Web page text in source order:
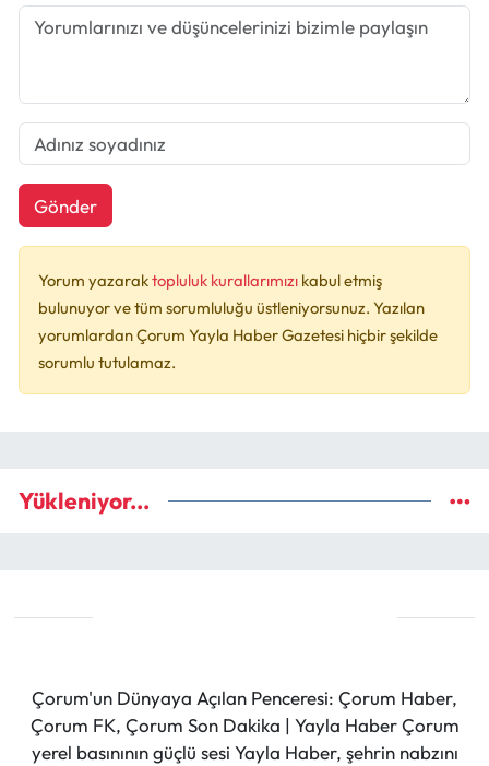
Gönder
Yorum yazaraktopluluk kurallarımızı kabul etmiş
bulunuyor ve tüm sorumluluğu üstleniyorsunuz. Yazılan
yorumlardan Çorum Yayla Haber Gazetesi hiçbir şekilde
sorumlu tutulamaz.
Yükleniyor...
Çorum'un Dünyaya Açılan Penceresi: Çorum Haber,
Çorum FK, Çorum Son Dakika | Yayla Haber Çorum
yerel basınının güçlü sesi Yayla Haber, şehrin nabzını